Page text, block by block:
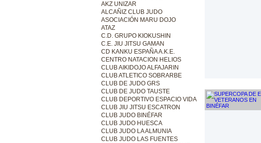
AKZ UNIZAR
ALCAÑIZ CLUB JUDO
ASOCIACIÓN MARU DOJO
ATAZ
C.D. GRUPO KIOKUSHIN
C.E. JIU JITSU GAMAN
CD KANKU ESPAÑA A.K.E.
CENTRO NATACION HELIOS
CLUB AIKIDOJO ALFAJARIN
CLUB ATLETICO SOBRARBE
CLUB DE JUDO GRS
CLUB DE JUDO TAUSTE
CLUB DEPORTIVO ESPACIO VIDA
CLUB JIU JITSU ESCATRON
CLUB JUDO BINÉFAR
CLUB JUDO HUESCA
CLUB JUDO LA ALMUNIA
CLUB JUDO LAS FUENTES